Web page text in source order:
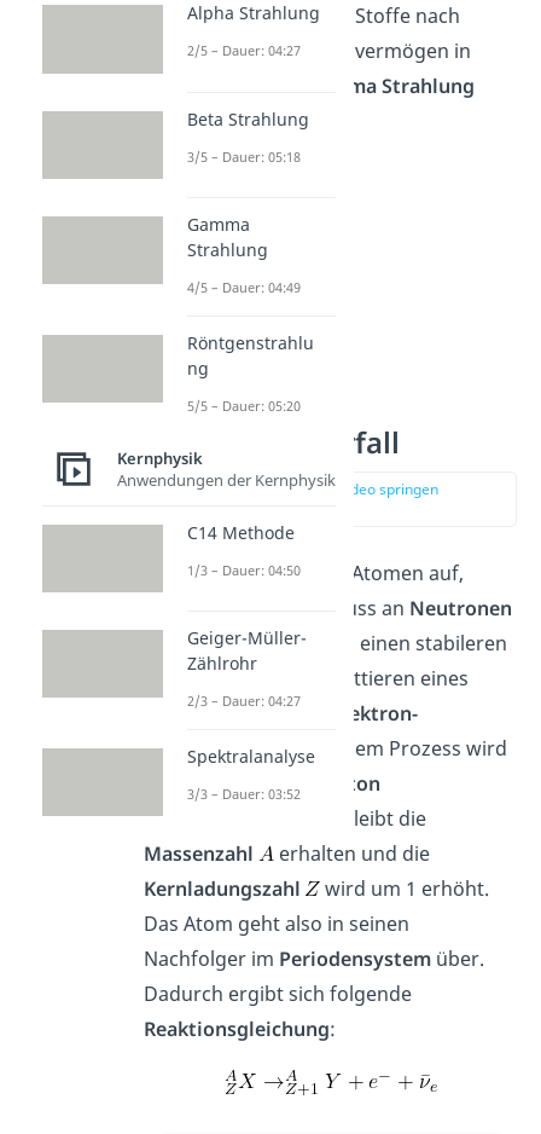
Strahlung radioaktiver Stoffe nach
ihrem Durchdringungsvermögen in
Gamma Strahlung
eingeteilt hat.
Beta Minus Zerfall
zur Stelle im Video springen
-Zerfalltritt bei Atomen auf,
welche einen Überschuss an Neutronen
haben. Diese erreichen einen stabileren
Zustand durch das Emittieren eines
Elektronsund eines
Elektron-
Antineutrinos. Bei diesem Prozess wird
Neutron in ein
Proton
umgewandelt. Daher bleibt die
Massenzahl
erhalten und die
Kernladungszahl
wird um 1 erhöht.
Das Atom geht also in seinen
Nachfolger im Periodensystem über.
Dadurch ergibt sich folgende
Reaktionsgleichung:
Alpha Strahlung
2/5 – Dauer: 04:27
Beta Strahlung
3/5 – Dauer: 05:18
Gamma
Strahlung
4/5 – Dauer: 04:49
Röntgenstrahlu
ng
5/5 – Dauer: 05:20
Kernphysik
Anwendungen der Kernphysik
C14 Methode
1/3 – Dauer: 04:50
Geiger-Müller-
Zählrohr
2/3 – Dauer: 04:27
Spektralanalyse
3/3 – Dauer: 03:52